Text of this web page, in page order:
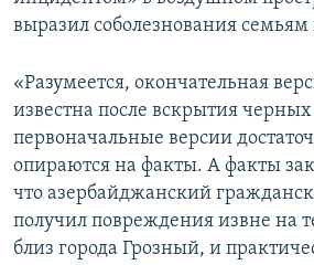
выразил соболезнования
«Разумеется, окончательная
известна после вскрытия
первоначальные версии
опираются на факты. А факты
что азербайджанский
получил повреждения извне на
близ города Грозный, и